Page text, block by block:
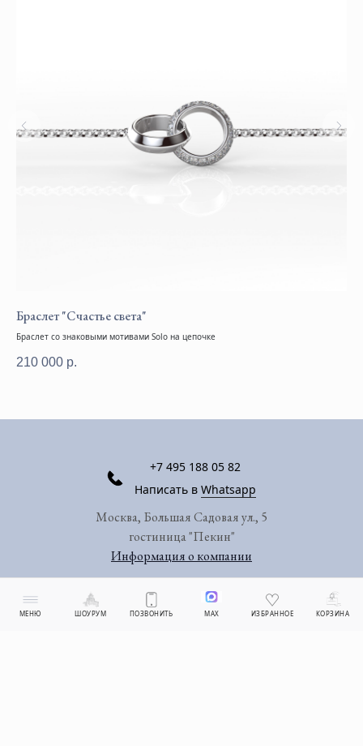
МЕНЮ ШОУРУМ ПОЗВОНИТЬ MAX ИЗБРАННОЕ КОРЗИНА
Браслет "Счастье света"
Браслет со знаковыми мотивами Solo на цепочке
210 000 р.
+7 495 188 05 82
Написать в Whatsapp
Москва, Большая Садовая ул., 5
гостиница "Пекин"
Информация о компании